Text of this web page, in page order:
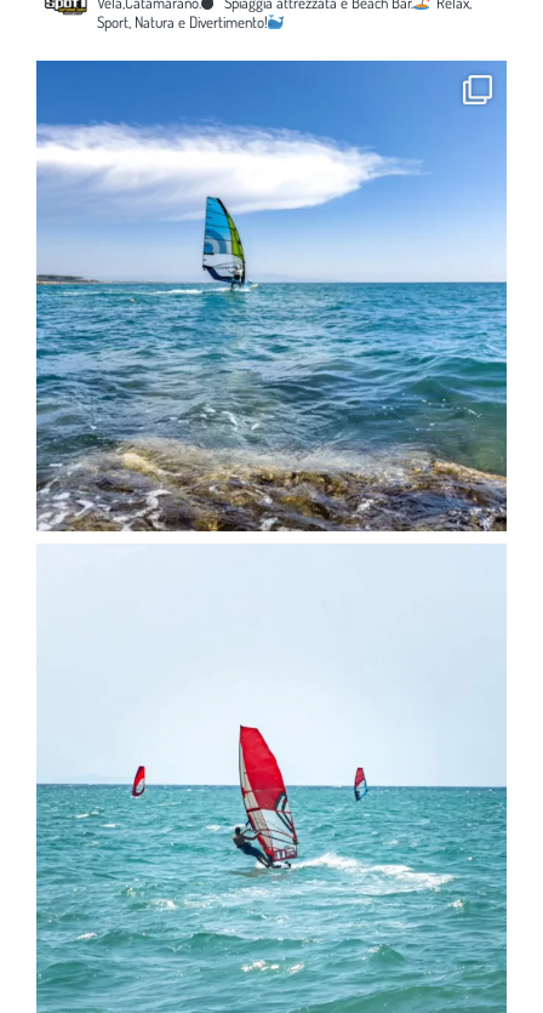
Sport, Natura e Divertimento!